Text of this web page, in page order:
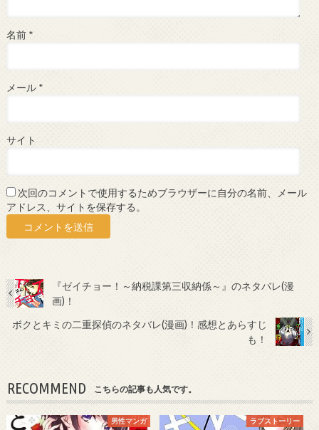
名前 *
メール *
サイト
次回のコメントで使用するためブラウザーに自分の名前、メール
アドレス、サイトを保存する。
『ゼイチョー！～納税課第三収納係～』のネタバレ(漫
画)！
ボクとキミの二重探偵のネタバレ(漫画)！感想とあらすじ
も！
RECOMMEND こちらの記事も人気です。
男性マンガ ラブストーリー